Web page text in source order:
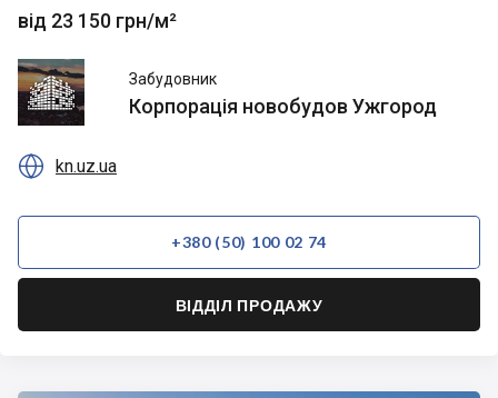
від 23 150 грн/м²
Корпорація
новобудов
Ужгород
Забудовник
Корпорація новобудов Ужгород
 kn.uz.ua
+380 (50) 100 02 74
ВІДДІЛ ПРОДАЖУ